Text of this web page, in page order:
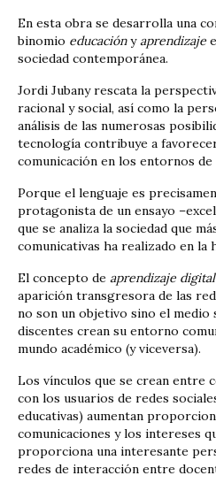
En esta obra se desarrolla una
binomio educaciónyaprendizaje
sociedad contemporánea.
Jordi Jubany rescata la
racional y social, así como la
análisis de las numerosas
tecnología contribuye a
comunicación en los entornos de
Porque el lenguaje es
protagonista de un ensayo
que se analiza la sociedad que
comunicativas ha realizado en la
El concepto de aprendizaje digital
aparición transgresora de las
no son un objetivo sino el medio
discentes crean su entorno
mundo académico (y viceversa).
Los vínculos que se crean entre
con los usuarios de redes
educativas) aumentan
comunicaciones y los intereses
proporciona una interesante
redes de interacción entre